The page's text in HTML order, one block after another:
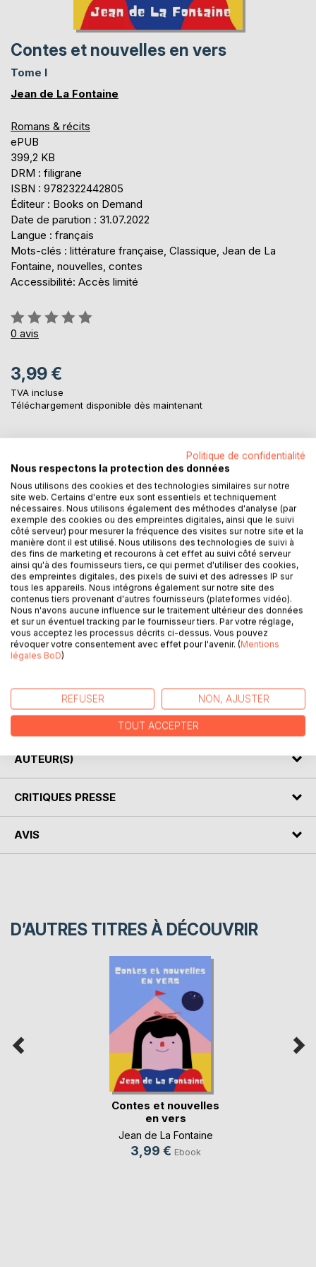
Contes et nouvelles en vers
Tome I
Jean de La Fontaine
Romans & récits
ePUB
399,2 KB
DRM : filigrane
ISBN : 9782322442805
Éditeur : Books on Demand
Date de parution : 31.07.2022
Langue : français
Mots-clés : littérature française, Classique, Jean de La
Fontaine, nouvelles, contes
Accessibilité: Accès limité
Évaluation:
0%
0 avis
3,99 €
TVA incluse
Téléchargement disponible dès maintenant
AJOUTER AU PANIER
Ajouter à ma liste d'envies
Laisser un avis
DESCRIPTION
Moins connus que les fables, ces contes vous
Précision importante: Ces contes ne sont pas à destination
des enfants. Plutôt licencieux, même si écrits en langage
très châtié, le public visé est clairement adulte...
AUTEUR(S)
CRITIQUES PRESSE
AVIS
D’AUTRES TITRES À DÉCOUVRIR
Contes et nouvelles
en vers
Jean de La Fontaine
3,99 € Ebook
Politique de confidentialité
Nous respectons la protection des données
Nous utilisons des cookies et des technologies similaires sur notre
site web. Certains d'entre eux sont essentiels et techniquement
nécessaires. Nous utilisons également des méthodes d'analyse (par
exemple des cookies ou des empreintes digitales, ainsi que le suivi
côté serveur) pour mesurer la fréquence des visites sur notre site et la
manière dont il est utilisé. Nous utilisons des technologies de suivi à
des fins de marketing et recourons à cet effet au suivi côté serveur
ainsi qu'à des fournisseurs tiers, ce qui permet d'utiliser des cookies,
des empreintes digitales, des pixels de suivi et des adresses IP sur
tous les appareils. Nous intégrons également sur notre site des
contenus tiers provenant d'autres fournisseurs (plateformes vidéo).
Nous n'avons aucune influence sur le traitement ultérieur des données
et sur un éventuel tracking par le fournisseur tiers. Par votre réglage,
vous acceptez les processus décrits ci-dessus. Vous pouvez
révoquer votre consentement avec effet pour l'avenir. (Mentions
légales BoD)
REFUSER NON, AJUSTER
TOUT ACCEPTER